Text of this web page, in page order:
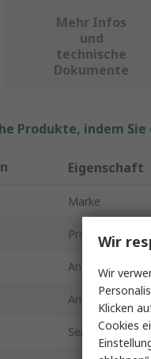
Mehr Infos
und
technische
Dokumente
Produkte, indem
Eigenschaft
Marke
Produkt Typ
Anschluss -
Serie
Wir
Wir
Klicken
Cookies